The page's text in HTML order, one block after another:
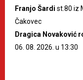
Franjo Šardi st.80 iz
Čakovec
Dragica Novaković
06. 08. 2026. u 13:30